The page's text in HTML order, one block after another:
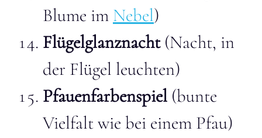
Blume im Nebel)
Flügelglanznacht(Nacht, in
der Flügel leuchten)
Pfauenfarbenspiel (bunte
Vielfalt wie bei einem Pfau)